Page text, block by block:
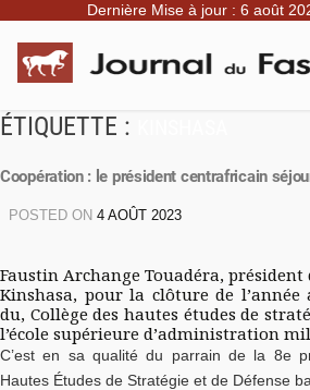
Dernière Mise à jour : 6 août
ÉTIQUETTE :
Coopération : le président centrafricain
POSTED ON 4 AOÛT 2023
Faustin Archange Touadéra, président
Kinshasa, pour la clôture de l’année
du, Collège des hautes études de
l’école supérieure d’administration
C’est en sa qualité du parrain de la 8e
Hautes Études de Stratégie et de Défense